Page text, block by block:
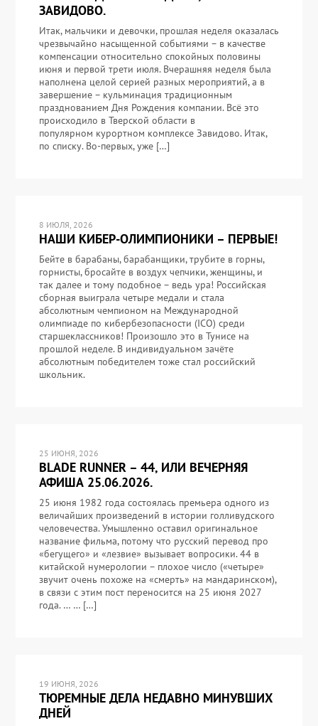
ЗАВИДОВО.
Итак, мальчики и девочки, прошлая неделя оказалась
чрезвычайно насыщенной событиями – в качестве
компенсации относительно спокойных половины
июня и первой трети июля. Вчерашняя неделя была
наполнена целой серией разных мероприятий, а в
завершение – кульминация традиционным
празднованием Дня Рождения компании. Всё это
происходило в Тверской области в
популярном курортном комплексе Завидово. Итак,
по списку. Во-первых, уже […]
8 ИЮЛЯ, 2026
НАШИ КИБЕР-ОЛИМПИОНИКИ – ПЕРВЫЕ!
Бейте в барабаны, барабанщики, трубите в горны,
горнисты, бросайте в воздух чепчики, женщины, и
так далее и тому подобное – ведь ура! Российская
сборная выиграла четыре медали и стала
абсолютным чемпионом на Международной
олимпиаде по кибербезопасности (ICO) среди
старшеклассников! Произошло это в Тунисе на
прошлой неделе. В индивидуальном зачёте
абсолютным победителем тоже стал российский
школьник.
25 ИЮНЯ, 2026
BLADE RUNNER – 44, ИЛИ ВЕЧЕРНЯЯ
АФИША 25.06.2026.
25 июня 1982 года состоялась премьера одного из
величайших произведений в истории голливудского
человечества. Умышленно оставил оригинальное
название фильма, потому что русский перевод про
«бегущего» и «лезвие» вызывает вопросики. 44 в
китайской нумерологии – плохое число («четыре»
звучит очень похоже на «смерть» на мандаринском),
в связи с этим пост переносится на 25 июня 2027
года. … … […]
19 ИЮНЯ, 2026
ТЮРЕМНЫЕ ДЕЛА НЕДАВНО МИНУВШИХ
ДНЕЙ